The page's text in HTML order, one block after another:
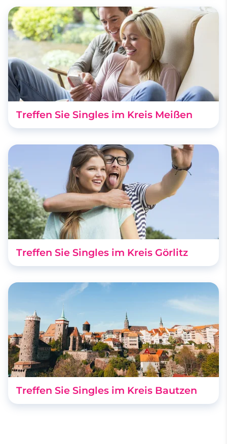
Treffen Sie Singles im Kreis Meißen
Treffen Sie Singles im Kreis Görlitz
Treffen Sie Singles im Kreis Bautzen